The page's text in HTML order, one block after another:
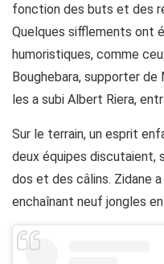
fonction des buts et des
Quelques sifflements ont
humoristiques, comme
Boughebara, supporter
les a subi Albert Riera,
Sur le terrain, un esprit
deux équipes discutaient,
dos et des câlins. Zidane
enchaînant neuf jongles